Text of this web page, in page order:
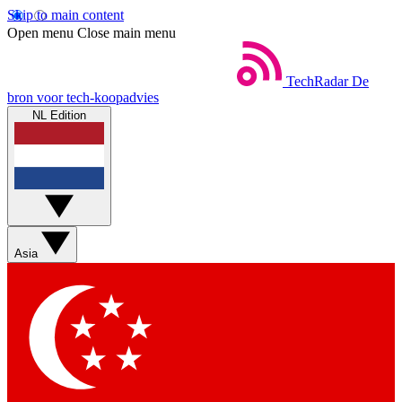
Skip to main content
Open menu Close main menu
TechRadar De
bron voor tech-koopadvies
NL Edition
Asia